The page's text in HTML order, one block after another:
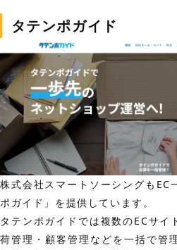
タテンポガイド
株式会社スマートソーシングもEC
ポガイド」を提供しています。
タテンポガイドでは複数のECサイ
荷管理・顧客管理などを一括で管